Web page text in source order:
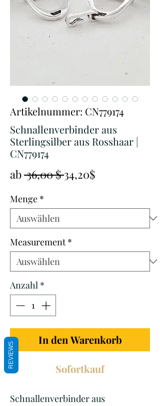
Artikelnummer: CN779174
Schnallenverbinder aus
Sterlingsilber aus Rosshaar |
CN779174
ab 36,00 $ Standardpreis
34,20$
Menge *
Measurement *
Anzahl *
In den Warenkorb
Sofortkauf
Schnallenverbinder aus
REVIEWS